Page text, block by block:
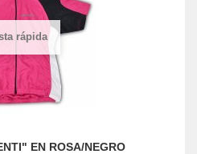
rápida
EN ROSA/NEGRO